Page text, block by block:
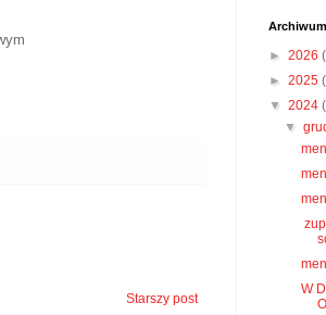
Starszy post
► 2026
► 2025
▼ 2024
▼
W